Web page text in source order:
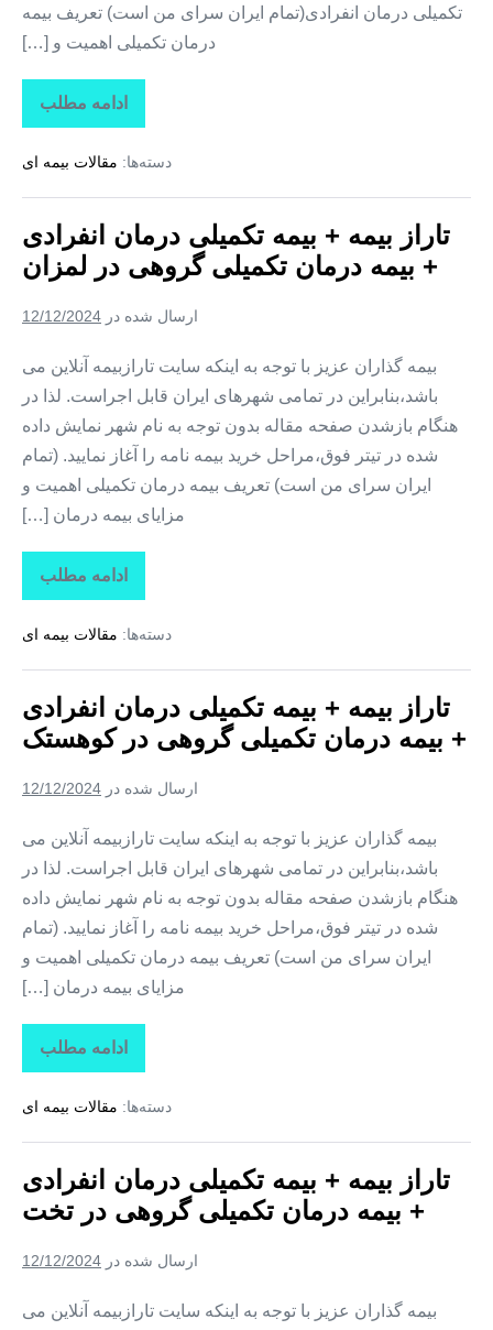
تکمیلی درمان انفرادی(تمام ایران سرای من است) تعریف بیمه
درمان تکمیلی اهمیت و […]
ادامه مطلب
تاراز
بیمه
بیمه
درمان
+
بیمه
درمان
تکمیلی
در
دسته‌ها: مقالات بیمه ای
تاراز بیمه + بیمه تکمیلی درمان انفرادی
+ بیمه درمان تکمیلی گروهی در لمزان
ارسال شده در 12/12/2024
بیمه گذاران عزیز با توجه به اینکه سایت تارازبیمه آنلاین می
باشد،بنابراین در تمامی شهرهای ایران قابل اجراست. لذا در
هنگام بازشدن صفحه مقاله بدون توجه به نام شهر نمایش داده
شده در تیتر فوق،مراحل خرید بیمه نامه را آغاز نمایید. (تمام
ایران سرای من است) تعریف بیمه درمان تکمیلی اهمیت و
مزایای بیمه درمان […]
ادامه مطلب
تاراز
بیمه
بیمه
درمان
+
بیمه
درمان
تکمیلی
در
دسته‌ها: مقالات بیمه ای
تاراز بیمه + بیمه تکمیلی درمان انفرادی
+ بیمه درمان تکمیلی گروهی در کوهستک
ارسال شده در 12/12/2024
بیمه گذاران عزیز با توجه به اینکه سایت تارازبیمه آنلاین می
باشد،بنابراین در تمامی شهرهای ایران قابل اجراست. لذا در
هنگام بازشدن صفحه مقاله بدون توجه به نام شهر نمایش داده
شده در تیتر فوق،مراحل خرید بیمه نامه را آغاز نمایید. (تمام
ایران سرای من است) تعریف بیمه درمان تکمیلی اهمیت و
مزایای بیمه درمان […]
ادامه مطلب
تاراز
بیمه
بیمه
درمان
+
بیمه
درمان
تکمیلی
در
دسته‌ها: مقالات بیمه ای
تاراز بیمه + بیمه تکمیلی درمان انفرادی
+ بیمه درمان تکمیلی گروهی در تخت
ارسال شده در 12/12/2024
بیمه گذاران عزیز با توجه به اینکه سایت تارازبیمه آنلاین می